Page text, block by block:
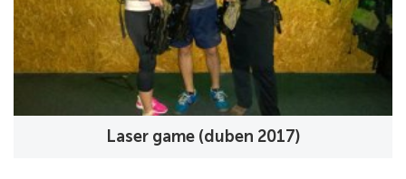
Laser game (duben 2017)